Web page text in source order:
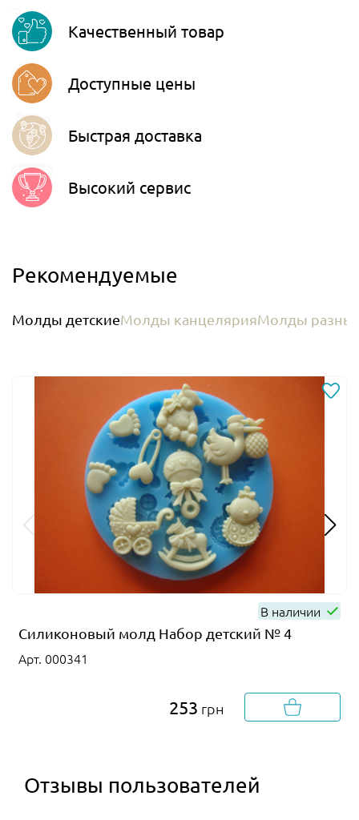
Telegram
Качественный товар
Доступные цены
Быстрая доставка
Высокий сервис
Рекомендуемые
Молды детскиеМолды канцелярияМолды
В наличии
Силиконовый молд Набор детский № 4
Арт. 000341
253 грн
Отзывы пользователей